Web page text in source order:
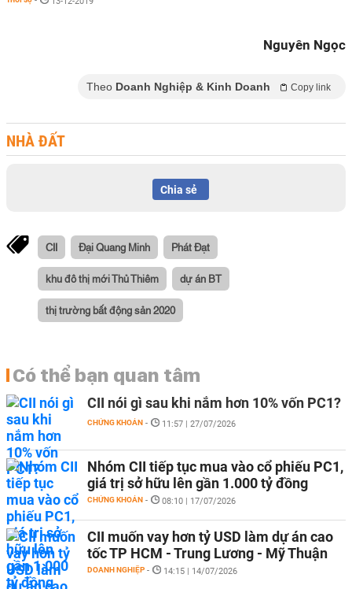
Nguyên Ngọc
Theo Doanh Nghiệp & Kinh Doanh Copy link
NHÀ ĐẤT
Chia sẻ
CII Đại Quang Minh Phát Đạt
khu đô thị mới Thủ Thiêm dự án BT
thị trường bất động sản 2020
Có thể bạn quan tâm
CII nói gì sau khi nắm hơn 10% vốn PC1?
CHỨNG KHOÁN - 11:57 | 27/07/2026
Nhóm CII tiếp tục mua vào cổ phiếu PC1,
giá trị sở hữu lên gần 1.000 tỷ đồng
CHỨNG KHOÁN - 08:10 | 17/07/2026
CII muốn vay hơn tỷ USD làm dự án cao
tốc TP HCM - Trung Lương - Mỹ Thuận
DOANH NGHIỆP - 14:15 | 14/07/2026